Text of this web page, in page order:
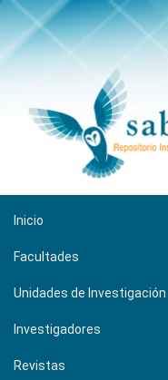
Inicio
Facultades
Unidades de Investigación
Investigadores
Revistas